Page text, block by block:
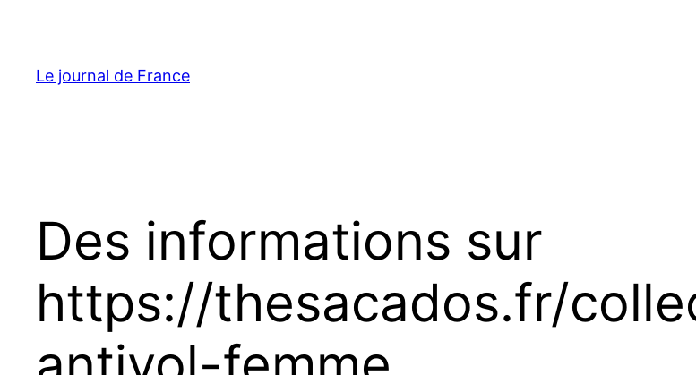
contenu
Le journal de France
Des informations sur
https://thesacados.fr/